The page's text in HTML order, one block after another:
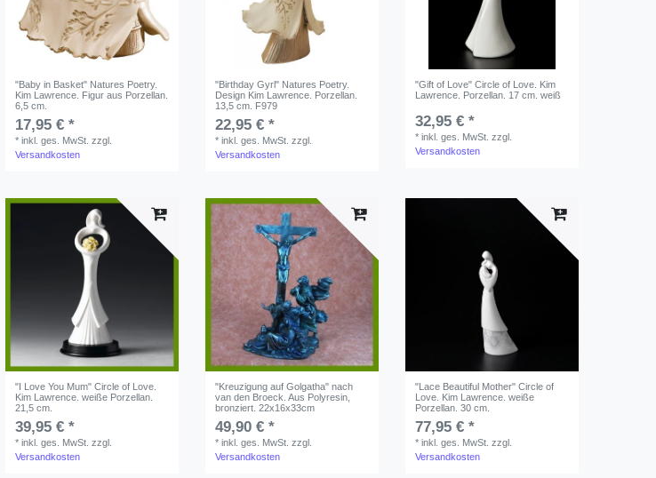
"Baby in Basket" Natures Poetry.
Kim Lawrence. Figur aus Porzellan.
6,5 cm.
17,95 € *
*inkl. ges. MwSt. zzgl.
Versandkosten
"Birthday Gyrl" Natures Poetry.
Design Kim Lawrence. Porzellan.
13,5 cm. F979
22,95 € *
*inkl. ges. MwSt. zzgl.
Versandkosten
"Gift of Love" Circle of Love. Kim
Lawrence. Porzellan. 17 cm. weiß
32,95 € *
*inkl. ges. MwSt. zzgl.
Versandkosten
"I Love You Mum" Circle of Love.
Kim Lawrence. weiße Porzellan.
21,5 cm.
39,95 € *
*inkl. ges. MwSt. zzgl.
Versandkosten
"Kreuzigung auf Golgatha" nach
van den Broeck. Aus Polyresin,
bronziert. 22x16x33cm
49,90 € *
*inkl. ges. MwSt. zzgl.
Versandkosten
"Lace Beautiful Mother" Circle of
Love. Kim Lawrence. weiße
Porzellan. 30 cm.
77,95 € *
*inkl. ges. MwSt. zzgl.
Versandkosten